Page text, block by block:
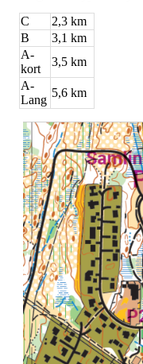
C
2,3 km
B
3,1 km
A-
kort
3,5 km
A-
Lang
5,6 km